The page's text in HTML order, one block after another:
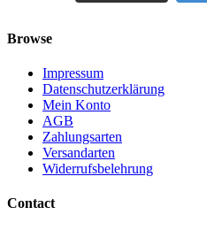
Browse
Impressum
Datenschutzerklärung
Mein Konto
AGB
Zahlungsarten
Versandarten
Widerrufsbelehrung
Contact